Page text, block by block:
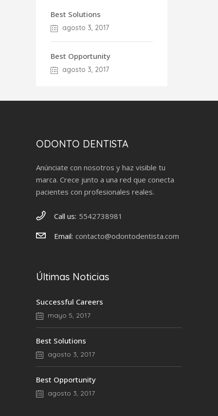
Best Solutions
agosto 3, 2017
Best Opportunity
agosto 3, 2017
ODONTO DENTISTA
Anúnciate con nosotros y haz visible tu
marca. Crece junto a una red que conecta
pacientes con profesionales reales.
Call us: 5542738981
Email: contacto@odontodentista.com
Últimas Noticias
Successful Careers
mayo 5, 2017
Best Solutions
agosto 3, 2017
Best Opportunity
agosto 3, 2017